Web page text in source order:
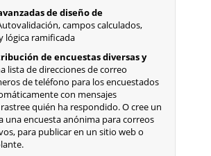
de diseño de
campos calculados,
lógica ramificada
de encuestas diversas y
lista de direcciones de correo
de teléfono para los encuestados
con mensajes
quién ha respondido. O cree un
una encuesta anónima para correos
para publicar en un sitio web o